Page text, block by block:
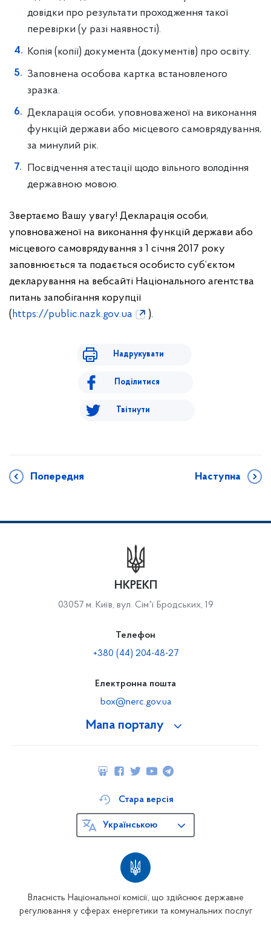
довідки про результати проходження такої
перевірки (у разі наявності).
Копія (копії) документа (документів) про освіту.
Заповнена особова картка встановленого
зразка.
Декларація особи, уповноваженої на виконання
функцій держави або місцевого самоврядування,
за минулий рік.
Посвідчення атестації щодо вільного володіння
державною мовою.
Звертаємо Вашу увагу! Декларація особи,
уповноваженої на виконання функцій держави або
місцевого самоврядування з 1 січня 2017 року
заповнюється та подається особисто суб’єктом
декларування на вебсайті Національного агентства
питань запобігання корупції
(https://public.nazk.gov.ua ).
Надрукувати
Поділитися
Твітнути
Попередня Наступна
Мапа порталу
НКРЕКП
03057 м. Київ, вул. Сімʼї Бродських, 19
Телефон
+380 (44) 204-48-27
Електронна пошта
box@nerc.gov.ua
Власність Національної комісії, що здійснює державне
регулювання у сферах енергетики та комунальних послуг
Стара версія
Українською